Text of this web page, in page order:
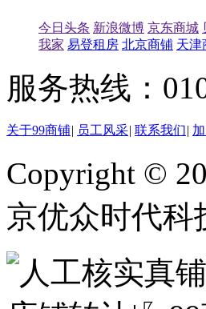
今日头条 新浪微博 京东商城
我家 易登租房 北京商铺 天津
服务热线：
关于99商铺| 员工风采| 联系我们|
Copyright ©
京优众时代